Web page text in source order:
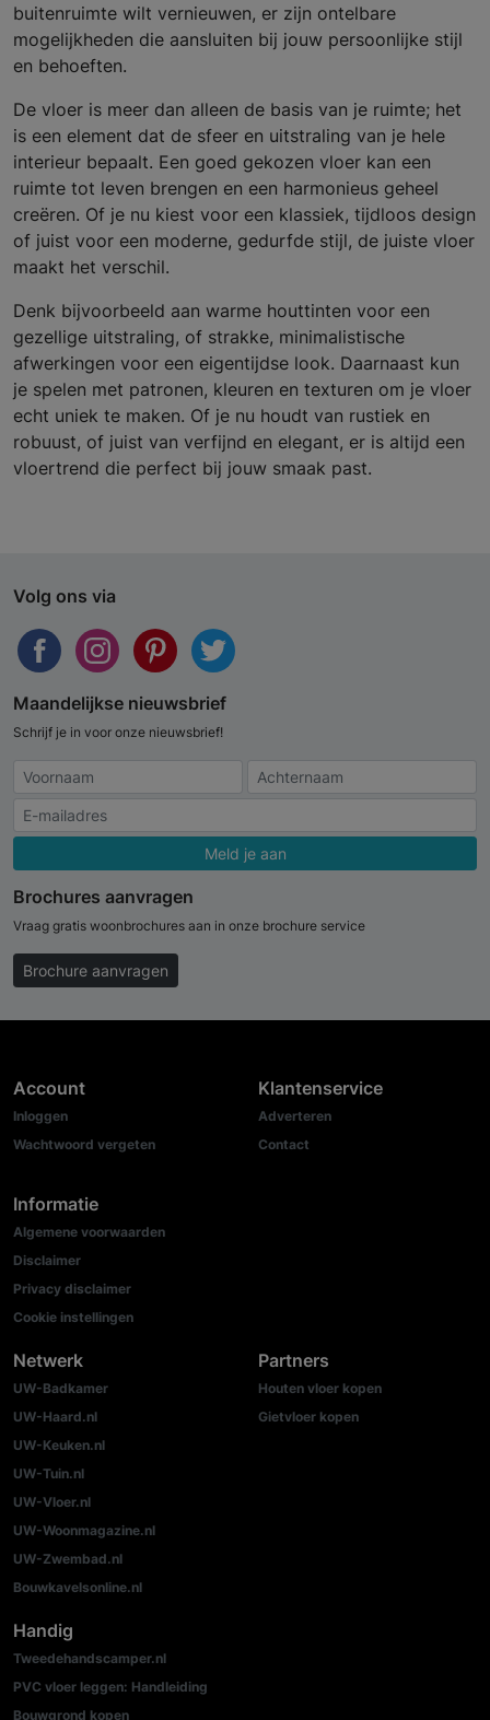
buitenruimte wilt vernieuwen, er zijn ontelbare
mogelijkheden die aansluiten bij jouw persoonlijke stijl
en behoeften.
De vloer is meer dan alleen de basis van je ruimte; het
is een element dat de sfeer en uitstraling van je hele
interieur bepaalt. Een goed gekozen vloer kan een
ruimte tot leven brengen en een harmonieus geheel
creëren. Of je nu kiest voor een klassiek, tijdloos design
of juist voor een moderne, gedurfde stijl, de juiste vloer
maakt het verschil.
Denk bijvoorbeeld aan warme houttinten voor een
gezellige uitstraling, of strakke, minimalistische
afwerkingen voor een eigentijdse look. Daarnaast kun
je spelen met patronen, kleuren en texturen om je vloer
echt uniek te maken. Of je nu houdt van rustiek en
robuust, of juist van verfijnd en elegant, er is altijd een
vloertrend die perfect bij jouw smaak past.
Volg ons via
Maandelijkse nieuwsbrief
Schrijf je in voor onze nieuwsbrief!
Meld je aan
Brochures aanvragen
Vraag gratis woonbrochures aan in onze brochure service
Brochure aanvragen
Account
Inloggen
Wachtwoord vergeten
Informatie
Algemene voorwaarden
Disclaimer
Privacy disclaimer
Cookie instellingen
Klantenservice
Adverteren
Contact
Netwerk
UW-Badkamer
UW-Haard.nl
UW-Keuken.nl
UW-Tuin.nl
UW-Vloer.nl
UW-Woonmagazine.nl
UW-Zwembad.nl
Bouwkavelsonline.nl
Partners
Houten vloer kopen
Gietvloer kopen
Handig
Tweedehandscamper.nl
PVC vloer leggen: Handleiding
Bouwgrond kopen